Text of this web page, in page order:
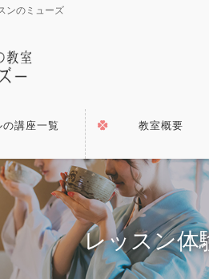
ンのミューズ
の講座一覧 教室概要
レッスン体